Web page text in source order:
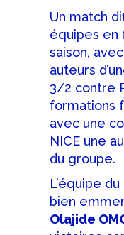
Un match
équipes en
saison,
auteurs
3/2 contre
formations
avec une
NICE une
du groupe.
L’équipe
bien
Olajide